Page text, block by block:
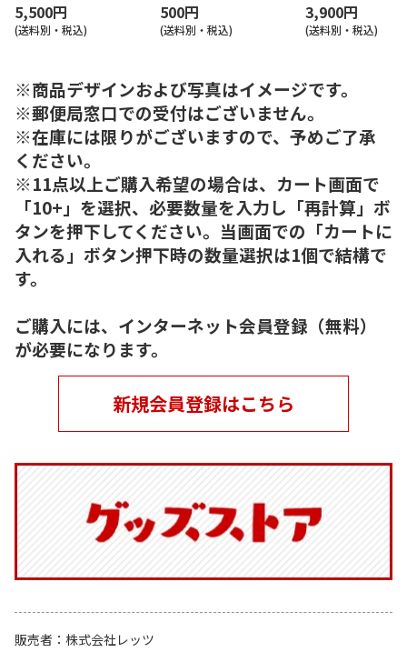
5,500円
(送料別・税込)
500円
(送料別・税込)
3,900円
(送料別・税込)
※商品デザインおよび写真はイメージです。
※郵便局窓口での受付はございません。
※在庫には限りがございますので、予めご了承
ください。
※11点以上ご購入希望の場合は、カート画面で
「10+」を選択、必要数量を入力し「再計算」ボ
タンを押下してください。当画面での「カートに
入れる」ボタン押下時の数量選択は1個で結構で
す。
ご購入には、インターネット会員登録（無料）
が必要になります。
新規会員登録はこちら
販売者
株式会社レッツ